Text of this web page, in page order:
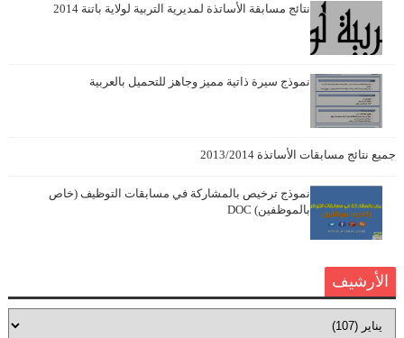
نتائج مسابقة الأساتذة لمديرية التربية لولاية باتنة 2014
نموذج سيرة ذاتية مميز وجاهز للتحميل بالعربية
جميع نتائج مسابقات الأساتذة 2013/2014
نموذج ترخيص بالمشاركة في مسابقات التوظيف (خاص
بالموظفين) DOC
الأرشيف